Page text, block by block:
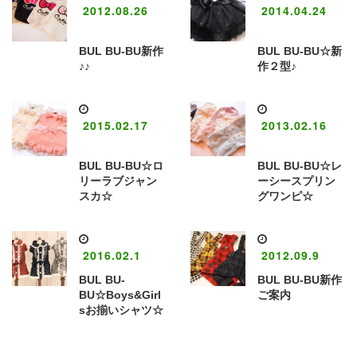
2012.08.26
BUL BU-BU新作
♪♪
2014.04.24
BUL BU-BU☆新
作２型♪
2015.02.17
BUL BU-BU☆ロ
リーラブジャン
スカ☆
2013.02.16
BUL BU-BU☆レ
ーシースプリン
グワンピ☆
2016.02.1
BUL BU-
BU☆Boys&Girl
sお揃いシャツ☆
2012.09.9
BUL BU-BU新作
ご案内